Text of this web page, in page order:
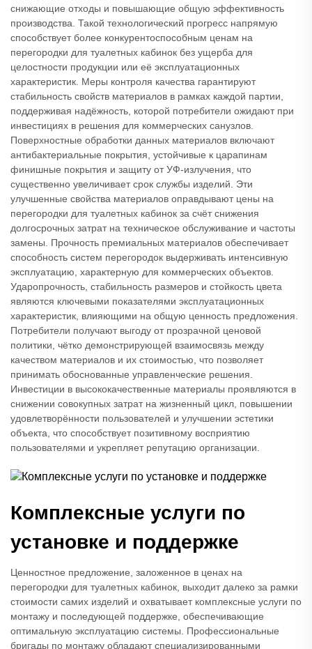
снижающие отходы и повышающие общую эффективность
производства. Такой технологический прогресс напрямую
способствует более конкурентоспособным ценам на
перегородки для туалетных кабинок без ущерба для
целостности продукции или её эксплуатационных
характеристик. Меры контроля качества гарантируют
стабильность свойств материалов в рамках каждой партии,
поддерживая надёжность, которой потребители ожидают при
инвестициях в решения для коммерческих санузлов.
Поверхностные обработки данных материалов включают
антибактериальные покрытия, устойчивые к царапинам
финишные покрытия и защиту от УФ-излучения, что
существенно увеличивает срок службы изделий. Эти
улучшенные свойства материалов оправдывают цены на
перегородки для туалетных кабинок за счёт снижения
долгосрочных затрат на техническое обслуживание и частоты
замены. Прочность премиальных материалов обеспечивает
способность систем перегородок выдерживать интенсивную
эксплуатацию, характерную для коммерческих объектов.
Ударопрочность, стабильность размеров и стойкость цвета
являются ключевыми показателями эксплуатационных
характеристик, влияющими на общую ценность предложения.
Потребители получают выгоду от прозрачной ценовой
политики, чётко демонстрирующей взаимосвязь между
качеством материалов и их стоимостью, что позволяет
принимать обоснованные управленческие решения.
Инвестиции в высококачественные материалы проявляются в
снижении совокупных затрат на жизненный цикл, повышении
удовлетворённости пользователей и улучшении эстетики
объекта, что способствует позитивному восприятию
пользователями и укрепляет репутацию организации.
Комплексные услуги по
установке и поддержке
Ценностное предложение, заложенное в ценах на
перегородки для туалетных кабинок, выходит далеко за рамки
стоимости самих изделий и охватывает комплексные услуги по
монтажу и последующей поддержке, обеспечивающие
оптимальную эксплуатацию системы. Профессиональные
бригады по монтажу обладают специализированными